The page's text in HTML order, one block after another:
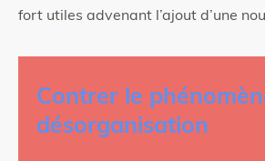
fort utiles advenant l’ajout d’une
Contrer le
désorganisation